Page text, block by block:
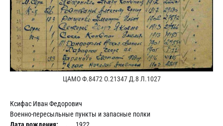
ЦАМО Ф.8472 О.21347 Д.8 Л.1027
Ксифас Иван Федорович
Военно-пересыльные пункты и запасные полки